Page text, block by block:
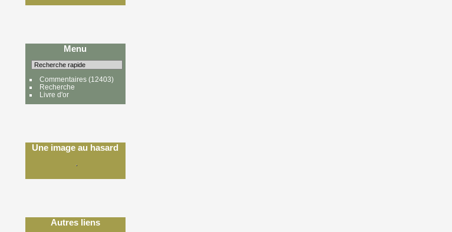
Menu
Commentaires(12403)
Recherche
Livre d'or
Une image au hasard
Autres liens